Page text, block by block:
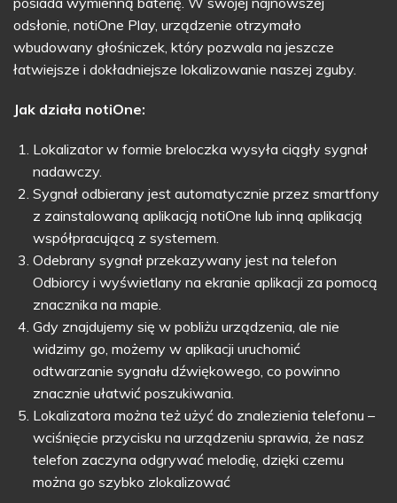
odsłonie, notiOne Play, urządzenie otrzymało
wbudowany głośniczek, który pozwala na jeszcze
łatwiejsze i dokładniejsze lokalizowanie naszej zguby.
Jak działa notiOne:
Lokalizator w formie breloczka wysyła ciągły sygnał
nadawczy.
Sygnał odbierany jest automatycznie przez smartfony
z zainstalowaną aplikacją notiOne lub inną aplikacją
współpracującą z systemem.
Odebrany sygnał przekazywany jest na telefon
Odbiorcy i wyświetlany na ekranie aplikacji za pomocą
znacznika na mapie.
Gdy znajdujemy się w pobliżu urządzenia, ale nie
widzimy go, możemy w aplikacji uruchomić
odtwarzanie sygnału dźwiękowego, co powinno
znacznie ułatwić poszukiwania.
Lokalizatora można też użyć do znalezienia telefonu –
wciśnięcie przycisku na urządzeniu sprawia, że nasz
telefon zaczyna odgrywać melodię, dzięki czemu
można go szybko zlokalizować